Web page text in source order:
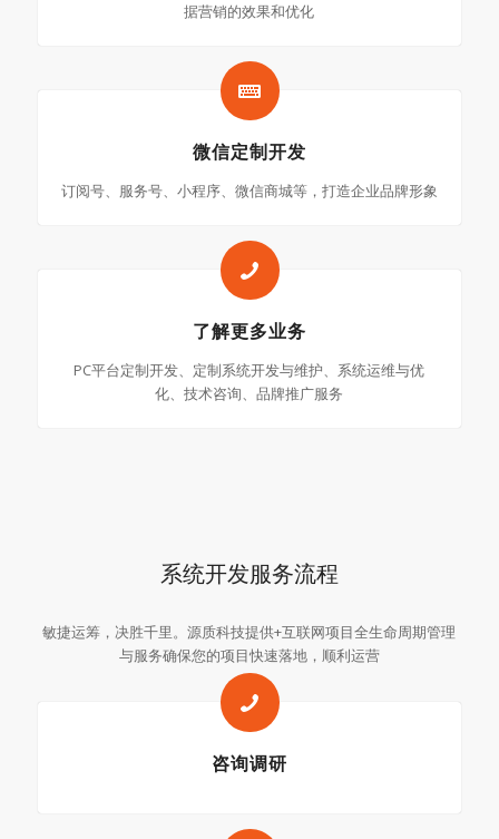
据营销的效果和优化
微信定制开发
订阅号、服务号、小程序、微信商城等，打造企业品牌形象
了解更多业务
PC平台定制开发、定制系统开发与维护、系统运维与优
化、技术咨询、品牌推广服务
系统开发服务流程
敏捷运筹，决胜千里。源质科技提供+互联网项目全生命周期管理
与服务确保您的项目快速落地，顺利运营
咨询调研